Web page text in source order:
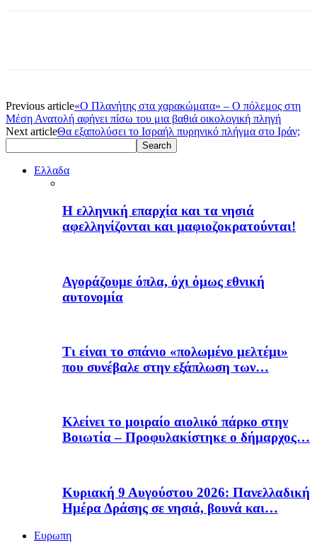
Previous article«Ο Πλανήτης στα χαρακώματα» – Ο πόλεμος στη
Μέση Ανατολή αφήνει πίσω του μια βαθιά οικολογική πληγή
Next articleΘα εξαπολύσει το Ισραήλ πυρηνικό πλήγμα στο Ιράν;
Ελλαδα
H ελληνική επαρχία και τα νησιά
αφελληνίζονται και μαφιοζοκρατούνται!
Αγοράζουμε όπλα, όχι όμως εθνική
αυτονομία
Τι είναι το σπάνιο «πολωμένο μελτέμι»
που συνέβαλε στην εξάπλωση των…
Κλείνει το μοιραίο αιολικό πάρκο στην
Βοιωτία – Προφυλακίστηκε ο δήμαρχος…
Κυριακή 9 Αυγούστου 2026: Πανελλαδική
Ημέρα Δράσης σε νησιά, βουνά και…
Ευρωπη